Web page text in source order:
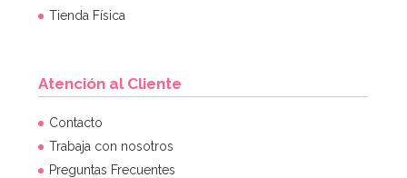
Bombona de Helio para Globos Mini
Tienda Física
Atención al Cliente
Contacto
Trabaja con nosotros
Preguntas Frecuentes